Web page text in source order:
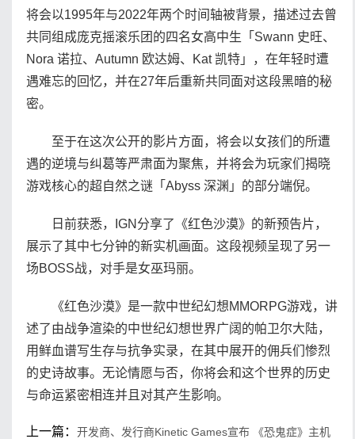
将会以1995年与2022年两个时间轴被背景，描述过去曾
共同组成庞克摇滚乐团的四名女高中生「Swann 史旺、
Nora 诺拉、Autumn 欧达姆、Kat 凯特」，在年轻时遭
遇难忘的回忆，并在27年后重新共同面对这段黑暗的秘
密。
至于在这次公开的影片方面，将会以女孩们的所遭
遇的逆境与纠葛等严肃面为聚焦，并将会为玩家们揭晓
游戏核心的超自然之谜「Abyss 深渊」的部分端倪。
日前获悉，IGN分享了《红色沙漠》的新预告片，
展示了其中七分钟的新实机画面。这段视频呈现了另一
场BOSS战，对手是女巫玛丽。
《红色沙漠》是一款中世纪幻想MMORPG游戏，讲
述了由战争渲染的中世纪幻想世界广阔的帕卫尔大陆，
用鲜血谱写生存与抗争实录，在其中展开的佣兵们惨烈
的史诗故事。无论情愿与否，你将会和这个世界的历史
与命运紧密相连并且对其产生影响。
上一篇： 开发商、发行商Kinetic Games宣布 《恐鬼症》主机